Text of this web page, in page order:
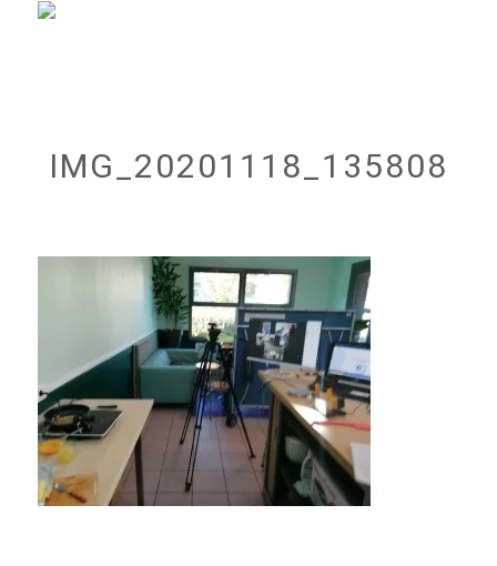
IMG_20201118_135808